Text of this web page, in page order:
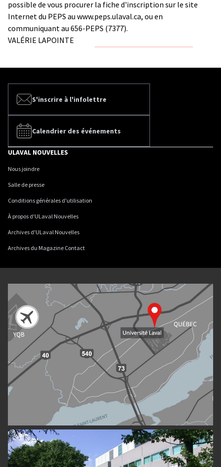
possible de vous procurer la fiche d'inscription sur le site
Internet du PEPS au www.peps.ulaval.ca, ou en
communiquant au 656-PEPS (7377).
VALÉRIE LAPOINTE
S'inscrire à l'infolettre
Calendrier des événements
ULAVAL NOUVELLES
Nous joindre
Salle de presse
Conditions générales d'utilisation
À propos d'ULaval Nouvelles
Archives d'ULaval Nouvelles
Archives du Magazine Contact